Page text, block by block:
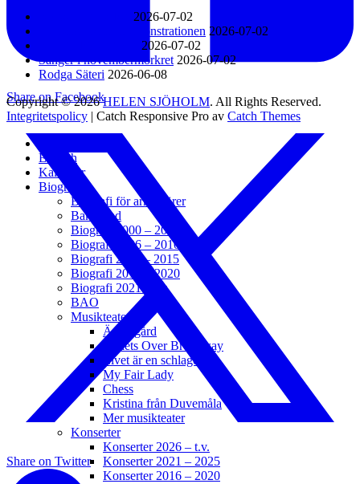
Share on Facebook
Share on Twitter
2026-07-02
Den stora klimatdemonstrationen 2026-07-02
2026-07-02
Sånger i novembermörkret 2026-07-02
Rodga Säteri 2026-06-08
Copyright © 2026HELEN SJÖHOLM. All Rights Reserved.
Integritetspolicy | Catch Responsive Pro av Catch Themes
English
Kalender
Biografi
Biografi för arrangörer
Bakgrund
Biografi 2000 – 2005
Biografi 2006 – 2010
Biografi 2011 – 2015
Biografi 2016 – 2020
Biografi 2021 – t.v.
BAO
Musikteater
Änglagård
Bullets Over Broadway
Livet är en schlager
My Fair Lady
Chess
Kristina från Duvemåla
Mer musikteater
Konserter
Konserter 2026 – t.v.
Konserter 2021 – 2025
Konserter 2016 – 2020